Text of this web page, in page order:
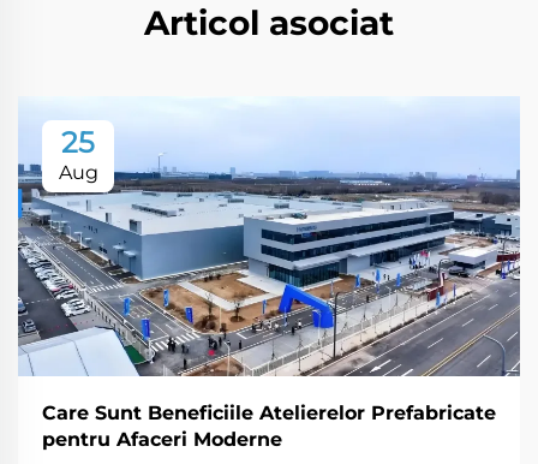
Articol asociat
25
Aug
Care Sunt Beneficiile Atelierelor Prefabricate
pentru Afaceri Moderne